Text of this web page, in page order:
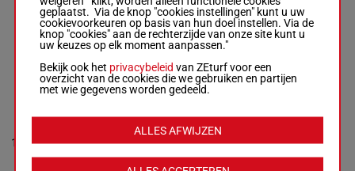
0a (24) 6a Aa
5a 4a 1a 1a
7a 8a 2a 3a
3a
10
JAMAIQUE
DE HOERDT
Piton Lou.-
€ 60.935
M/72775m1'13"3
€ 60.935
0a 8a Da
9a (24) 0a
6a 8a 3a
3a
geplaatst. Via de knop "cookies instellingen" kunt u uw
cookievoorkeuren op basis van hun doel instellen. Via de
knop "cookies" aan de rechterzijde van onze site kunt u
uw keuzes op elk moment aanpassen."
Bekijk ook het privacybeleid van ZEturf voor een
overzicht van de cookies die we gebruiken en partijen
met wie gegevens worden gedeeld.
ALLES AFWIJZEN